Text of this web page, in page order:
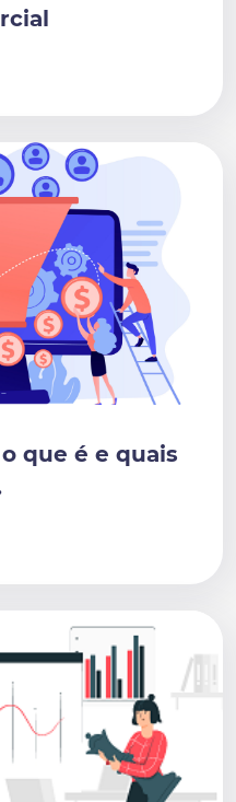
que é e quais